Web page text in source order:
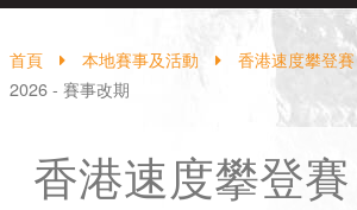
首頁 本地賽事及活動 香港速度攀登
2026 - 賽事改期
香港速度攀登賽